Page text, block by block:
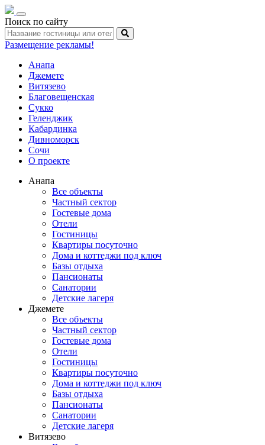
Toggle
navigation
Поиск по сайту
Размещение рекламы!
Анапа
Джемете
Витязево
Благовещенская
Сукко
Геленджик
Кабардинка
Дивноморск
Сочи
О проекте
Анапа
Все объекты
Частный сектор
Гостевые дома
Отели
Гостиницы
Квартиры посуточно
Дома и коттеджи под ключ
Базы отдыха
Пансионаты
Санатории
Детские лагеря
Джемете
Все объекты
Частный сектор
Гостевые дома
Отели
Гостиницы
Квартиры посуточно
Дома и коттеджи под ключ
Базы отдыха
Пансионаты
Санатории
Детские лагеря
Витязево